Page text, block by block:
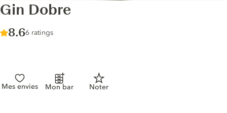
Gin Dobre
Score :
8.6/ 10
6 ratings
Mes envies Mon bar Noter